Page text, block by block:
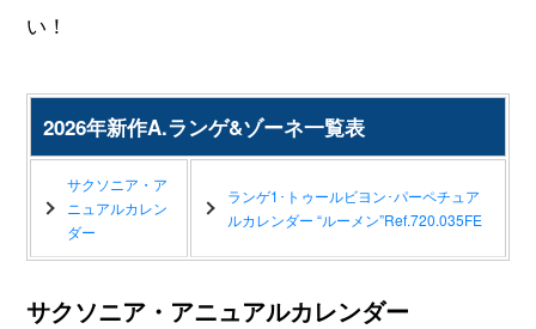
い！
2026年新作A.ランゲ&ゾーネ一覧表
サクソニア・ア
ニュアルカレン
ダー
ランゲ1･トゥールビヨン･パーペチュア
ルカレンダー “ルーメン”Ref.720.035FE
サクソニア・アニュアルカレンダー